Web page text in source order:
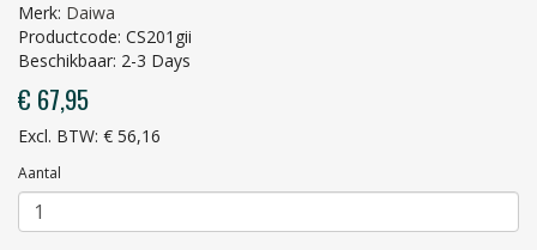
Merk: Daiwa
Productcode: CS201gii
Beschikbaar: 2-3 Days
€ 67,95
Excl. BTW: € 56,16
Aantal